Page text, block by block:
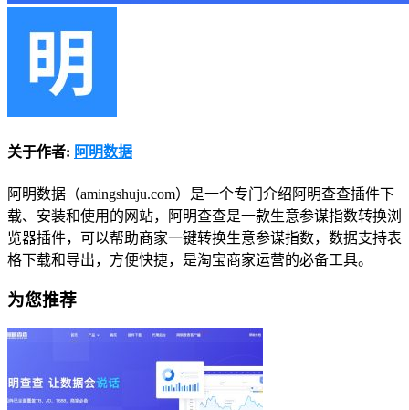
关于作者: 阿明数据
阿明数据（amingshuju.com）是一个专门介绍阿明查查插件下
载、安装和使用的网站，阿明查查是一款生意参谋指数转换浏
览器插件，可以帮助商家一键转换生意参谋指数，数据支持表
格下载和导出，方便快捷，是淘宝商家运营的必备工具。
为您推荐